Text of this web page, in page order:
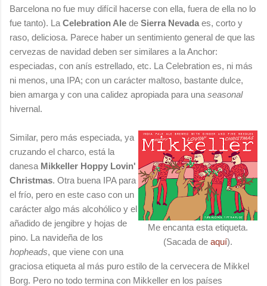
Barcelona no fue muy difícil hacerse con ella, fuera de ella no lo
fue tanto). La Celebration Ale de Sierra Nevada es, corto y
raso, deliciosa. Parece haber un sentimiento general de que las
cervezas de navidad deben ser similares a la Anchor:
especiadas, con anís estrellado, etc. La Celebration es, ni más
ni menos, una IPA; con un carácter maltoso, bastante dulce,
bien amarga y con una calidez apropiada para una seasonal
hivernal.
Me encanta esta etiqueta.
(Sacada de aquí).
Similar, pero más especiada, ya
cruzando el charco, está la
danesa Mikkeller Hoppy Lovin'
Christmas. Otra buena IPA para
el frío, pero en este caso con un
carácter algo más alcohólico y el
añadido de jengibre y hojas de
pino. La navideña de los
hopheads, que viene con una
graciosa etiqueta al más puro estilo de la cervecera de Mikkel
Borg. Pero no todo termina con Mikkeller en los países